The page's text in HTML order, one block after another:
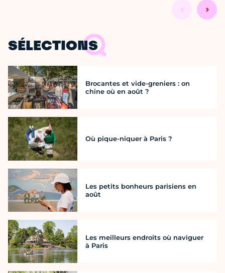
SÉLECTIONS
Brocantes et vide-greniers : on
chine où en août ?
Où pique-niquer à Paris ?
Les petits bonheurs parisiens en
août
Les meilleurs endroits où naviguer
à Paris